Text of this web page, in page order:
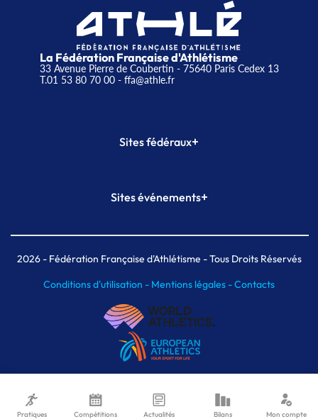
La Fédération Française d'Athlétisme
33 Avenue Pierre de Coubertin - 75640 Paris Cedex 13
T.01 53 80 70 00- ffa@athle.fr
Sites fédéraux+
Plateforme Formation
Sites événements+
Meeting de Paris indoor
MAIF Ekiden de Paris
2026- Fédération Française d'Athlétisme - Tous Droits Réservés
Conditions d'utilisation - Mentions légales -Contacts
Pratiques Compétitions Actualités Bilans Mon compte